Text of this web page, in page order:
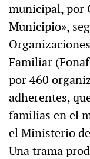
municipal, por
Municipio»,
Familiar
por 460
adherentes,
familias en el
el Ministerio
Una trama